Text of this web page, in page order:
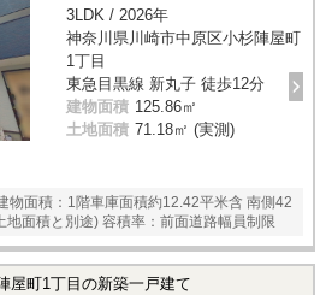
3LDK / 2026年
神奈川県川崎市中原区小杉陣屋町
1丁目
東急目黒線 新丸子 徒歩12分
建物面積 125.86㎡
土地面積 71.18㎡ (実測)
物面積：1階車庫面積約12.42平米含 南側42
面積と別途) 容積率：前面道路幅員制限
屋町1丁目の新築一戸建て